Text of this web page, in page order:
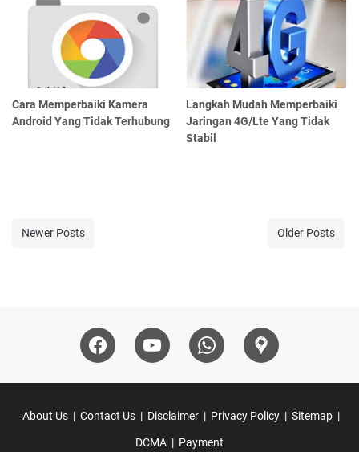
Cara Memperbaiki Kamera
Android Yang Tidak Terhubung
Langkah Mudah Memperbaiki
Jaringan 4G/Lte Yang Tidak
Stabil
Newer Posts Older Posts
About Us Contact Us Disclaimer Privacy Policy Sitemap
DCMA Payment